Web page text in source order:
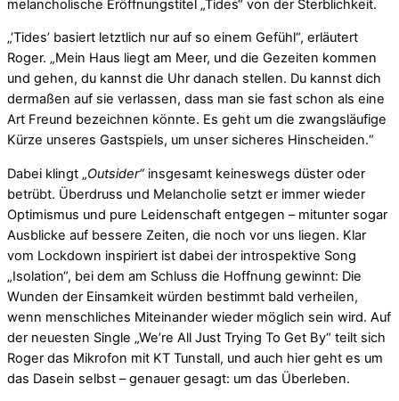
melancholische Eröffnungstitel „Tides“ von der Sterblichkeit.
„‘Tides’ basiert letztlich nur auf so einem Gefühl“, erläutert
Roger. „Mein Haus liegt am Meer, und die Gezeiten kommen
und gehen, du kannst die Uhr danach stellen. Du kannst dich
dermaßen auf sie verlassen, dass man sie fast schon als eine
Art Freund bezeichnen könnte. Es geht um die zwangsläufige
Kürze unseres Gastspiels, um unser sicheres Hinscheiden.“
Dabei klingt „Outsider“insgesamt keineswegs düster oder
betrübt. Überdruss und Melancholie setzt er immer wieder
Optimismus und pure Leidenschaft entgegen – mitunter sogar
Ausblicke auf bessere Zeiten, die noch vor uns liegen. Klar
vom Lockdown inspiriert ist dabei der introspektive Song
„Isolation“, bei dem am Schluss die Hoffnung gewinnt: Die
Wunden der Einsamkeit würden bestimmt bald verheilen,
wenn menschliches Miteinander wieder möglich sein wird. Auf
der neuesten Single „We’re All Just Trying To Get By“ teilt sich
Roger das Mikrofon mit KT Tunstall, und auch hier geht es um
das Dasein selbst – genauer gesagt: um das Überleben.